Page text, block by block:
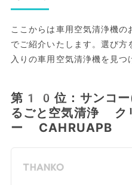
ここからは車用空気清浄機
でご紹介いたします。選び方
入りの車用空気清浄機を見つ
第10位：サンコ
るごと空気清浄 ク
ー CAHRUAPB